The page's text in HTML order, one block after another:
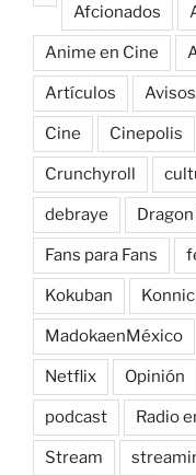
Afcionados
Anime en Cine
Artículos Avisos
Cine Cinepolis
Crunchyroll
debraye
Fans para Fans
Kokuban
MadokaenMéxico
Netflix Opinión
podcast Radio
Stream